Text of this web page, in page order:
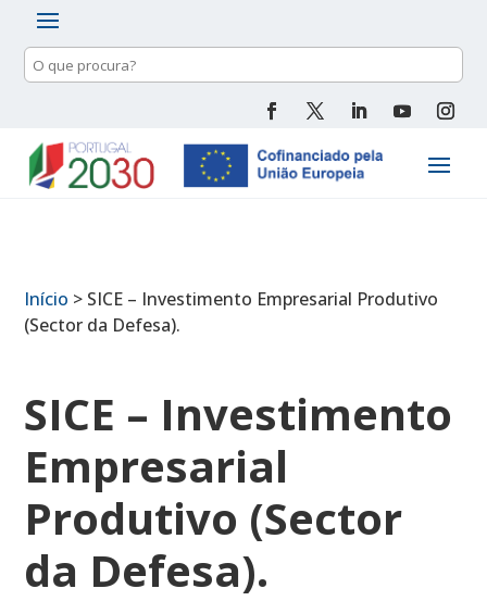
Pesquisa
de
Início > SICE – Investimento Empresarial Produtivo
(Sector da Defesa).
SICE – Investimento
Empresarial
Produtivo (Sector
da Defesa).